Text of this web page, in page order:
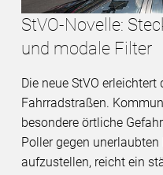
StVO-Novelle:
und modale Filter
Die neue StVO
Fahrradstraßen.
besondere örtliche
Poller gegen
aufzustellen, reicht ein